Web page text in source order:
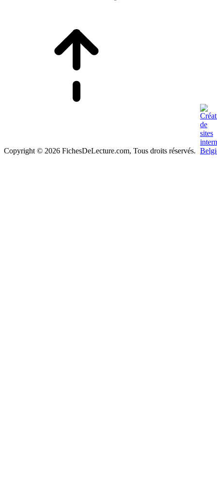
Copyright © 2026 FichesDeLecture.com, Tous droits réservés.